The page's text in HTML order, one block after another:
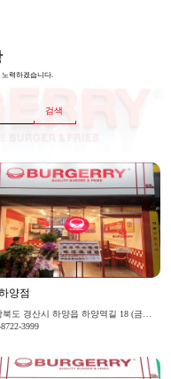
노력하겠습니다.
검색
양점
도 경산시 하양읍 하양역길 18 (금락리 116-13)
3999